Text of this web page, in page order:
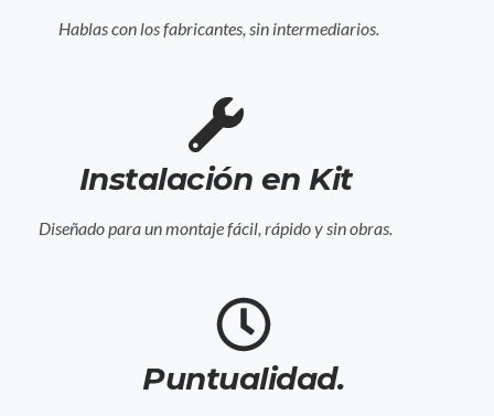
Hablas con los fabricantes, sin intermediarios.
Instalación en Kit
Diseñado para un montaje fácil, rápido y sin obras.
Puntualidad.